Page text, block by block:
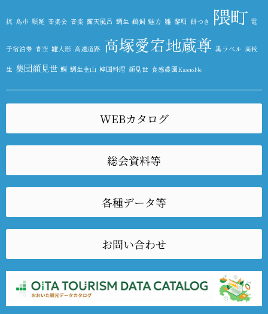
抗 鳥市 順延 音楽会 音楽 露天風呂 鯛生 鵜飼 魅力 雛 黎明 餅つき 隈町 電
子宿泊券 青空 雛人形 高速道路 高塚愛宕地蔵尊 黒ラベル 高校
生 集団顔見世 鯛 鯛生金山 韓国料理 顔見世 食感農園KazetoNe
WEBカタログ
総会資料等
各種データ等
お問い合わせ